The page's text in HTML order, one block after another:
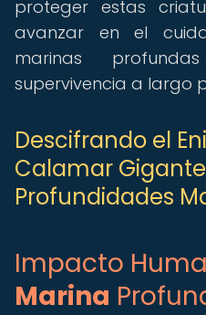
proteger estas
avanzar en el
marinas
supervivencia a largo
Descifrando el
Calamar
Profundidades
Impacto
Marina